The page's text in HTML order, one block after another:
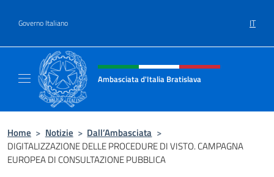
Governo Italiano IT
Intestazione sito, social e menù
Ambasciata d'Italia Bratislava
Home > Notizie > Dall’Ambasciata >
DIGITALIZZAZIONE DELLE PROCEDURE DI VISTO. CAMPAGNA
EUROPEA DI CONSULTAZIONE PUBBLICA